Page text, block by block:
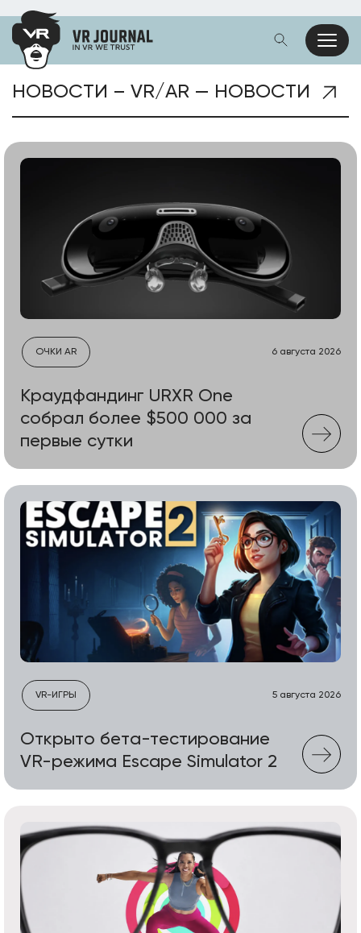
НОВОСТИ – VR/AR — НОВОСТИ
ОЧКИ AR 6 августа 2026
Краудфандинг URXR One
собрал более $500 000 за
первые сутки
VR-ИГРЫ 5 августа 2026
Открыто бета-тестирование
VR-режима Escape Simulator 2